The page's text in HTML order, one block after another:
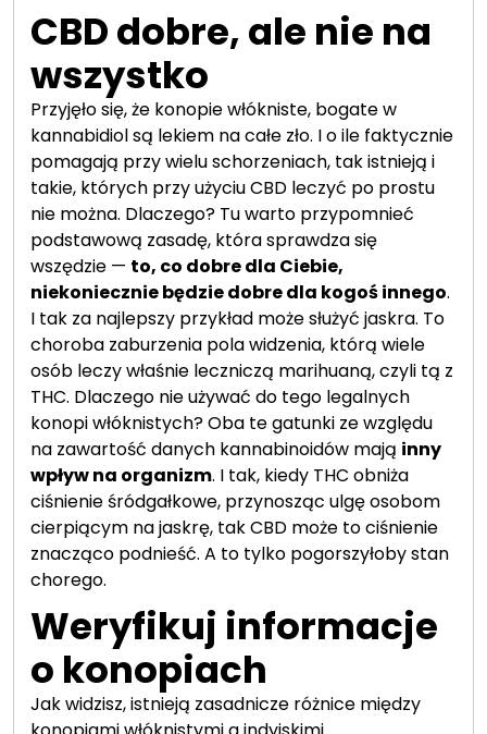
CBD dobre, ale nie na
wszystko
Przyjęło się, że konopie włókniste, bogate w
kannabidiol są lekiem na całe zło. I o ile faktycznie
pomagają przy wielu schorzeniach, tak istnieją i
takie, których przy użyciu CBD leczyć po prostu
nie można. Dlaczego? Tu warto przypomnieć
podstawową zasadę, która sprawdza się
wszędzie — to, co dobre dla Ciebie,
niekoniecznie będzie dobre dla kogoś innego.
I tak za najlepszy przykład może służyć jaskra. To
choroba zaburzenia pola widzenia, którą wiele
osób leczy właśnie leczniczą marihuaną, czyli tą z
THC. Dlaczego nie używać do tego legalnych
konopi włóknistych? Oba te gatunki ze względu
na zawartość danych kannabinoidów mają inny
wpływ na organizm. I tak, kiedy THC obniża
ciśnienie śródgałkowe, przynosząc ulgę osobom
cierpiącym na jaskrę, tak CBD może to ciśnienie
znacząco podnieść. A to tylko pogorszyłoby stan
chorego.
Weryfikuj informacje
o konopiach
Jak widzisz, istnieją zasadnicze różnice między